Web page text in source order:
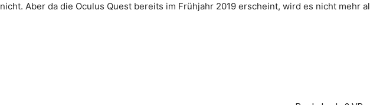
Aber da die Oculus Quest bereits im Frühjahr 2019 erscheint, wird es nicht mehr